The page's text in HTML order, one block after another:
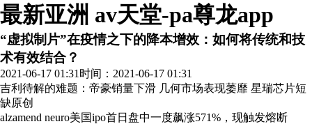
最新亚洲 av天堂-pa尊龙app
“虚拟制片”在疫情之下的降本增效：如何将传统和技
术有效结合？
2021-06-17 01:31 时间：2021-06-17 01:31
吉利待解的难题：帝豪销量下滑 几何市场表现萎靡 星瑞芯片短
缺原创
alzamend neuro美国ipo首日盘中一度飙涨571%，现触发熔断